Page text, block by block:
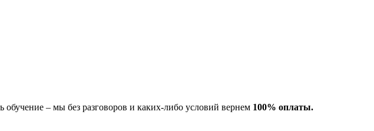
– мы без разговоров и каких-либо условий вернем 100% оплаты.